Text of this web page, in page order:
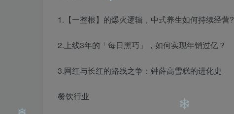
1.【一整根】的爆火逻辑，中式养生如何持续经营?
2.上线3年的「每日黑巧」，如何实现年销过亿？
3.网红与长红的路线之争：钟薛高雪糕的进化史
餐饮行业
❄
❄